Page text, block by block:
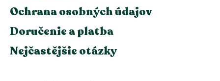
Ochrana osobných údajov
Doručenie a platba
Nejčastějšie otázky